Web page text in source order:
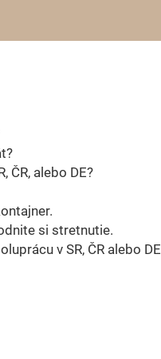
ČR, alebo DE?
si stretnutie.
v SR, ČR alebo DE